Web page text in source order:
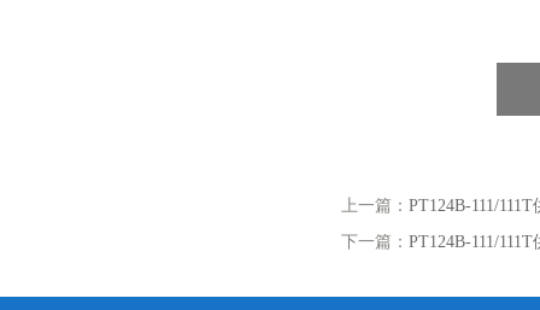
上一篇： PT124B-111/
下一篇： PT124B-111/